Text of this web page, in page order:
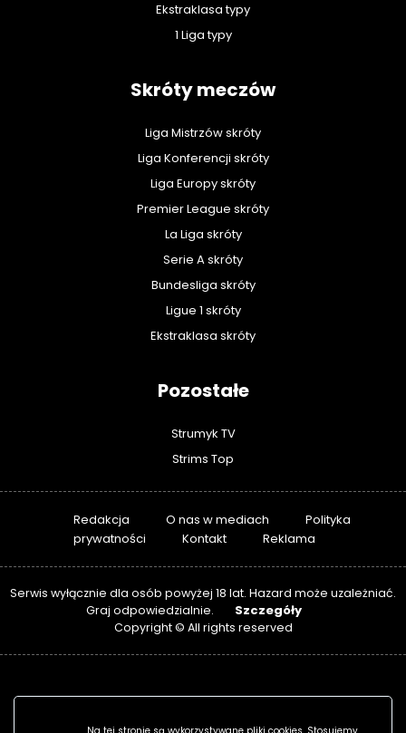
Ekstraklasa typy
1 Liga typy
Skróty meczów
Liga Mistrzów skróty
Liga Konferencji skróty
Liga Europy skróty
Premier League skróty
La Liga skróty
Serie A skróty
Bundesliga skróty
Ligue 1 skróty
Ekstraklasa skróty
Pozostałe
Strumyk TV
Strims Top
Redakcja O nas w mediach
Polityka
prywatności
Kontakt Reklama
Serwis wyłącznie dla osób powyżej 18 lat. Hazard może uzależniać.
Graj odpowiedzialnie.
Szczegóły
Copyright © All rights reserved